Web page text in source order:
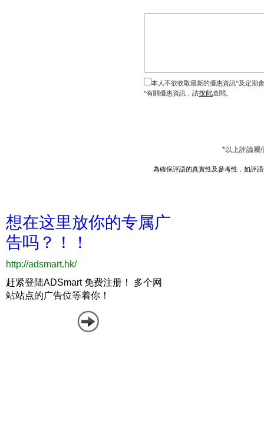
本人不欲收取最新的優惠資訊^及定期
^有關優惠資訊，請按此查閱。
*以上評論屬
為確保評語的真實性及參考性，如評